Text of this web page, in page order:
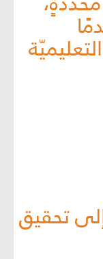
تحقيق